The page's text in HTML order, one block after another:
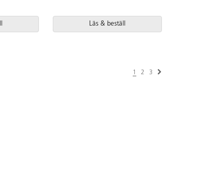
Läs & beställ
1 2 3